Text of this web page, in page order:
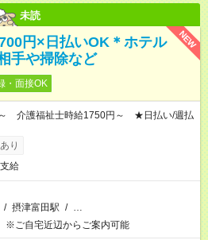
未読
NEW
円×日払いOK＊ホテル
手や掃除など
・面接OK
介護福祉士時給1750円～ ★日払い/週払
り
給
/ 摂津富田駅 / …
ご自宅近辺からご案内可能